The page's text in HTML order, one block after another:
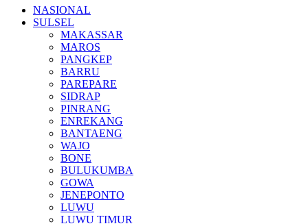
NASIONAL
SULSEL
MAKASSAR
MAROS
PANGKEP
BARRU
PAREPARE
SIDRAP
PINRANG
ENREKANG
BANTAENG
WAJO
BONE
BULUKUMBA
GOWA
JENEPONTO
LUWU
LUWU TIMUR